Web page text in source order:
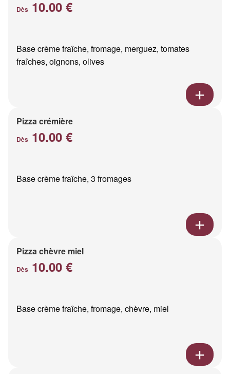
Dès 10.00 €
Base crème fraîche, fromage, merguez, tomates
fraîches, oignons, olives
Pizza crémière
Dès 10.00 €
Base crème fraîche, 3 fromages
Pizza chèvre miel
Dès 10.00 €
Base crème fraîche, fromage, chèvre, miel